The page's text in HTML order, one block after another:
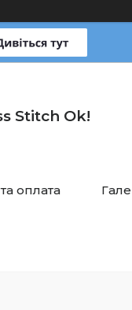
Stitch Ok!
оплата